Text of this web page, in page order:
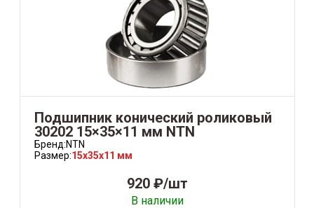
Подшипник конический роликовый
30202 15×35×11 мм NTN
Бренд:NTN
Размер:15x35x11 мм
920 ₽/шт
В наличии